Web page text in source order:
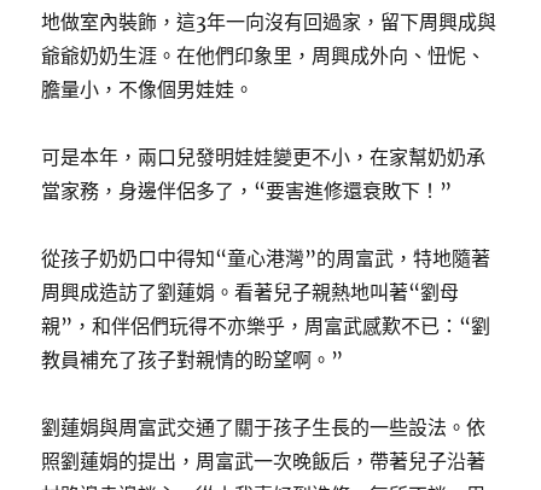
地做室內裝飾，這3年一向沒有回過家，留下周興成與
爺爺奶奶生涯。在他們印象里，周興成外向、忸怩、
膽量小，不像個男娃娃。
可是本年，兩口兒發明娃娃變更不小，在家幫奶奶承
當家務，身邊伴侶多了，“要害進修還衰敗下！”
從孩子奶奶口中得知“童心港灣”的周富武，特地隨著
周興成造訪了劉蓮娟。看著兒子親熱地叫著“劉母
親”，和伴侶們玩得不亦樂乎，周富武感歎不已：“劉
教員補充了孩子對親情的盼望啊。”
劉蓮娟與周富武交通了關于孩子生長的一些設法。依
照劉蓮娟的提出，周富武一次晚飯后，帶著兒子沿著